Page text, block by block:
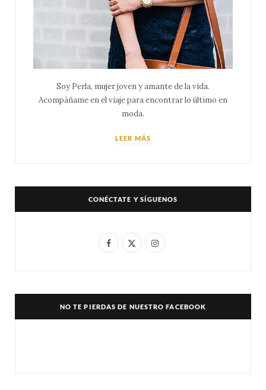
Soy Perla, mujer joven y amante de la vida.
Acompáñame en el viaje para encontrar lo último en
moda.
LEER MÁS
CONÉCTATE Y SÍGUENOS
F
e
X
w
I
t
NO TE PIERDAS DE NUESTRO FACEBOOK